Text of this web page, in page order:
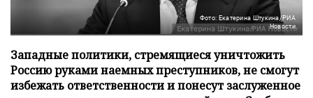
Фото: Екатерина Штукина/РИА
Новости
Западные политики, стремящиеся уничтожить
Россию руками наемных преступников, не смогут
избежать ответственности и понесут заслуженное